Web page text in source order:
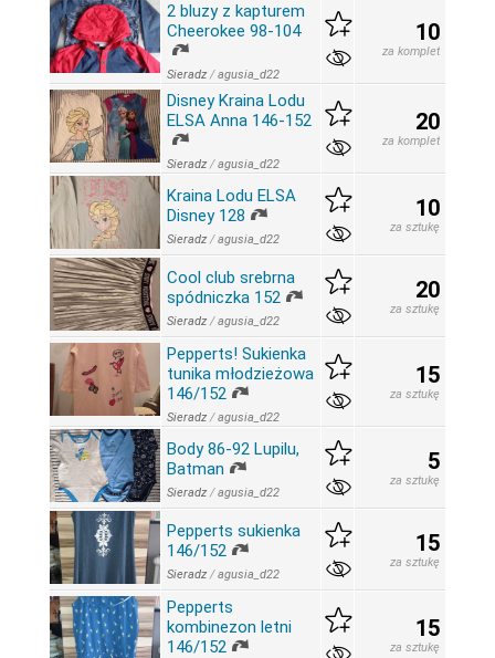
2 bluzy z kapturem
Cheerokee 98-104
Sieradz /agusia_d22
10
za komplet
Disney Kraina Lodu
ELSA Anna 146-152
Sieradz /agusia_d22
20
za komplet
Kraina Lodu ELSA
Disney 128
Sieradz /agusia_d22
10
za sztukę
Cool club srebrna
spódniczka 152
Sieradz /agusia_d22
20
za sztukę
Pepperts! Sukienka
tunika młodzieżowa
146/152
Sieradz /agusia_d22
15
za sztukę
Body 86-92 Lupilu,
Batman
Sieradz /agusia_d22
5
za sztukę
Pepperts sukienka
146/152
Sieradz /agusia_d22
15
za sztukę
Pepperts
kombinezon letni
146/152
15
za sztukę